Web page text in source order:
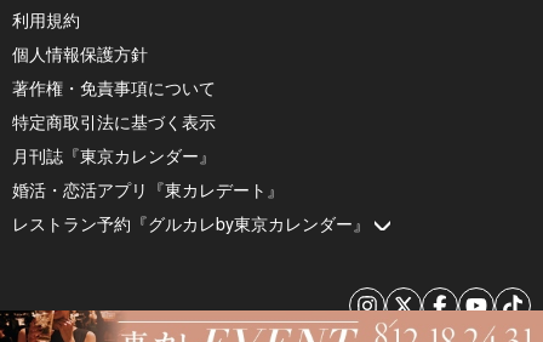
利用規約
個人情報保護方針
著作権・免責事項について
特定商取引法に基づく表示
月刊誌『東京カレンダー』
婚活・恋活アプリ『東カレデート』
レストラン予約『グルカレby東京カレンダー』
© 2026 by Tokyo Calendar, Inc.